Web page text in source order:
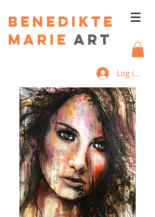
Benedikte
Marie art
Log ind